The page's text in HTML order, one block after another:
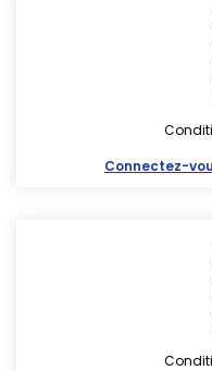
Connectez-